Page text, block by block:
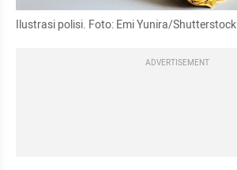
Ilustrasi polisi. Foto: Emi Yunira/Shutterstock
ADVERTISEMENT